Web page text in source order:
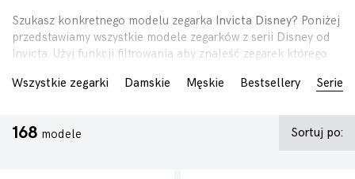
Szukasz konkretnego modelu zegarka Invicta Disney? Poniżej
przedstawiamy wszystkie modele zegarków z serii Disney od
Invicta. Użyj funkcji filtrowania aby znaleść zegarek którego
Wszystkie zegarki
Damskie Męskie Bestsellery Serie
168 modele Sortuj po: